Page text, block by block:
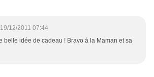
19/12/2011 07:44
belle idée de cadeau ! Bravo à la Maman et sa